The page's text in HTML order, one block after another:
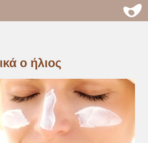
ο ήλιος